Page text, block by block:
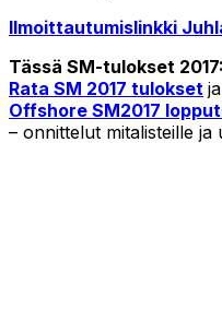
Ilmoittautumislinkki
Tässä SM-tulokset 2017:
Rata SM 2017 tulokset ja
Offshore SM2017
– onnittelut mitalisteille ja